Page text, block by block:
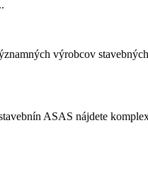
výrobcov
ASAS nájdete